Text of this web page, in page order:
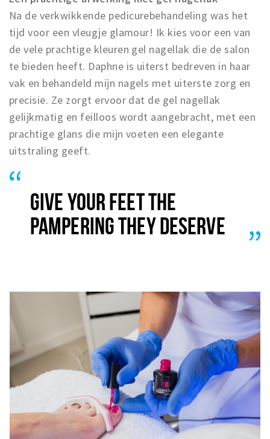
Na de verkwikkende pedicurebehandeling was het
tijd voor een vleugje glamour! Ik kies voor een van
de vele prachtige kleuren gel nagellak die de salon
te bieden heeft. Daphne is uiterst bedreven in haar
vak en behandeld mijn nagels met uiterste zorg en
precisie. Ze zorgt ervoor dat de gel nagellak
gelijkmatig en feilloos wordt aangebracht, met een
prachtige glans die mijn voeten een elegante
uitstraling geeft.
GIVE YOUR FEET THE
PAMPERING THEY DESERVE